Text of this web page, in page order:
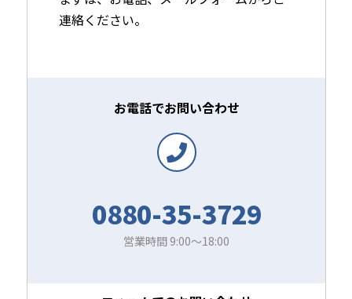
連絡ください。
お電話でお問い合わせ
0880-35-3729
営業時間 9:00～18:00